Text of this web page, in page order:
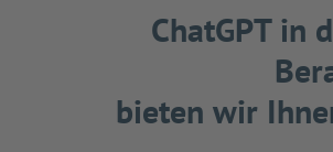
ChatGPT in
bieten wir